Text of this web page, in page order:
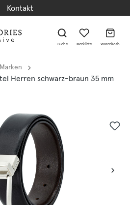
Kontakt
Suche Merkliste Warenkorb
Marken
Herren schwarz-braun 35 mm